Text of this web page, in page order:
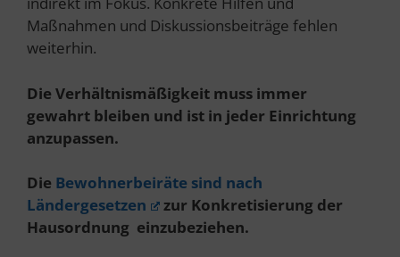
Maßnahmen und Diskussionsbeiträge fehlen
weiterhin.
Die Verhältnismäßigkeit muss immer
gewahrt bleiben und ist in jeder Einrichtung
anzupassen.
Die Bewohnerbeiräte sind nach
Ländergesetzen
zur Konkretisierung der
Hausordnung einzubeziehen.